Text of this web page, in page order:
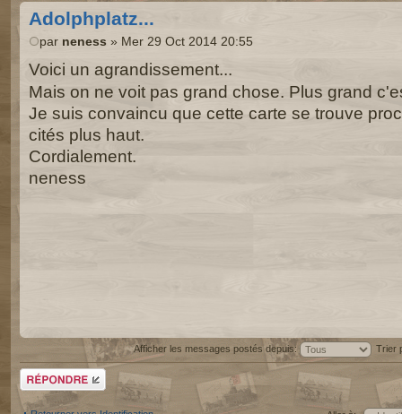
Adolphplatz...
par neness » Mer 29 Oct 2014 20:55
Voici un agrandissement...
Mais on ne voit pas grand chose. Plus grand
Je suis convaincu que cette carte se trouve
cités plus haut.
Cordialement.
neness
Afficher les messages postés depuis: Trier
Répondre